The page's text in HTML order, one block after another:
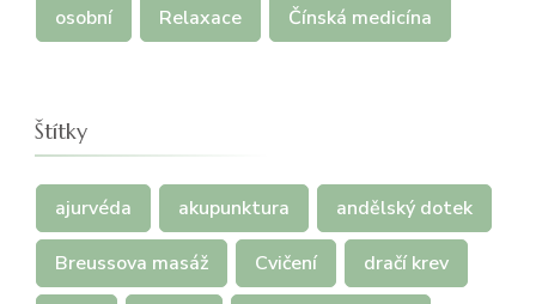
osobní Relaxace Čínská medicína
Štítky
ajurvéda akupunktura andělský dotek
Breussova masáž Cvičení dračí krev